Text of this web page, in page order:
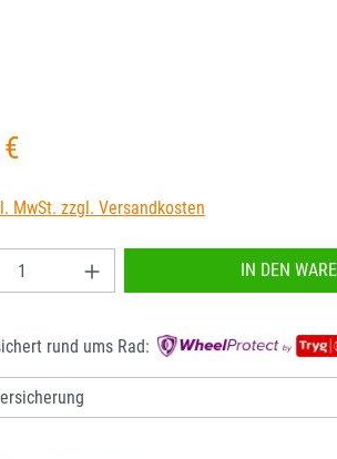
MwSt. zzgl. Versandkosten
Anzahl: Gib den IN DEN
rund ums Rad: